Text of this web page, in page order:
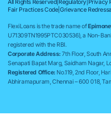
All Rights Reserved| Regulatory Privacy
Fair Practices Code|Grievance
FlexiLoans is the trade name of
U71309TN1995PTC030536), a Non-
registered with the RBI.
Corporate Address: 7th Floor, South
Senapati Bapat Marg, Saidham Nagar,
Registered Office: No.119, 2nd Floor,
Abhiramapuram, Chennai – 600 018,